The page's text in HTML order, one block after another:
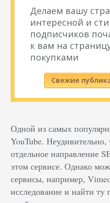
Делаем вашу
интересной и
подписчиков
к вам на
покупками
Свежие
Одной из самых
YouTube. Неудивительно,
отдельное направление
этом сервисе. Однако
сервисы, например,
исследование и найти ту